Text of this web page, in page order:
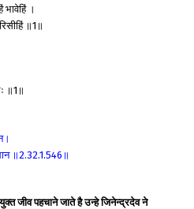
भावेहिं ।
॥1 ॥
॥1 ॥
॥2.32.1.546 ॥
जीव पहचाने जाते है उन्हे जिनेन्द्रदेव ने